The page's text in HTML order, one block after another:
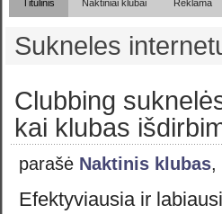
Titulinis Naktiniai klubai Reklama
Sukneles
Clubbing
kai klubas
parašė Naktinis klubas,
Efektyviausia ir